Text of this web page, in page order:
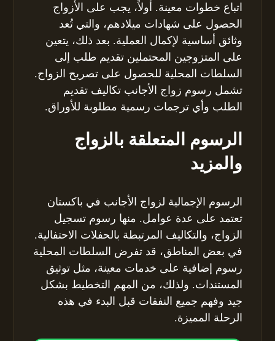
اتباع خطوات معينة. أولاً، يجب على الأزواج
الحصول على شهادات ميلادهم، والتي تُعد
وثائق أساسية لإكمال العملية. بعد ذلك، يتعين
على المتزوجين المحتملين تقديم طلب إلى
السلطات المحلية للحصول على تصريح الزواج.
تشمل رسوم زواج الأجانب تكاليف تقديم
الطلب وأي ترجمات رسمية مطلوبة للأوراق.
الرسوم المتعلقة بالزواج
والمزيد
الرسوم الإجمالية لزواج الأجانب في باكستان
تعتمد على عدة عوامل. منها رسوم تسجيل
الزواج، والتكاليف المرتبطة بالحفلات الاحتفالية.
في بعض المناطق، قد تفرض السلطات المحلية
رسوم إضافية على خدمات معينة، مثل توثيق
المستندات. ولذلك، من المهم التخطيط بشكل
جيد وفهم جميع النفقات قبل البدء في هذه
الرحلة المميزة.